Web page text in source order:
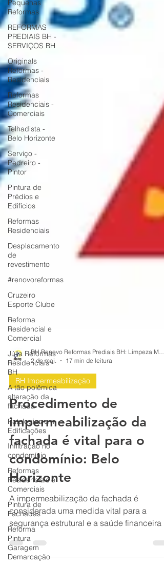
Pequenas
Reformas
REFORMAS
PREDIAIS BH -
SERVIÇOS BH
Originals
Reformas -
Residenciais
Reformas
Residenciais -
Comerciais
Telhadista -
Belo Horizonte
Serviço -
Pedreiro -
Pintor
Pintura de
Prédios e
Edifícios
Reformas
Residenciais
Desplacamento
de
revestimento
#renovoreformas
Cruzeiro
Esporte Clube
Reforma
Residencial e
Comercial
Júlia Reformas
Residenciais -
BH
A tão polêmica
alteração da
fachada
Patologias em
Edificações
Infiltração no
condomínio
Reformas
Residenciais e
Comerciais
Pintura de
Fachadas
Reforma
Pintura
Garagem
Demarcação
17 min de leitura
BH Impermeabilização
Procedimento de
impermeabilização da
fachada é vital para o
condomínio: Belo
Horizonte
A impermeabilização da fachada é
considerada uma medida vital para a
segurança estrutural e a saúde financeira
um condomínio. Agindo como uma barreira
protetora contra a água da chuva e